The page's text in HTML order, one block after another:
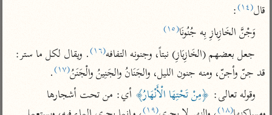
عامّة
تفسير السمعاني
تفسير مكّي
محاسن التأويل
للقاسمي
تفسير الثعالبي
المحرر الوجيز لابن
البحر المحيط لأبي
حيان
البسيط للواحدي
آثار
موسوعة التفسير
المأثور
قال(١٤)
:
وَجْنَّ الخَازِبازِ بِه جُنُونَا(١٥)
جعل بعضهم (الخَازِبَازِ) نبتاً، وجنونه التفافه(١٦)
قد جنّ وأجنّ، ومنه جنون الليل، والجَنَانُ والجَنِينُ والْجَنَنُ(١٧)
.
وقوله تعالى: ﴿مِنْ تَحْتِهَا الْأَنْهَارُ﴾
(١٨) (١٩)